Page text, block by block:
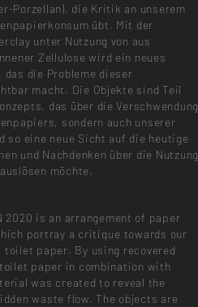
Porzellan), die Kritik an unserem
übt. Mit der
unter Nutzung von aus
Zellulose wird ein neues
die Probleme dieser
macht. Die Objekte sind Teil
das über die Verschwendung
sondern auch unserer
so eine neue Sicht auf die heutige
und Nachdenken über die Nutzung
möchte.
2020 is an arrangement of paper
portray a critique towards our
paper. By using recovered
paper in combination with
was created to reveal the
waste flow. The objects are